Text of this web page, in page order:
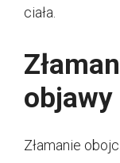
ciała.
objawy
Złamanie